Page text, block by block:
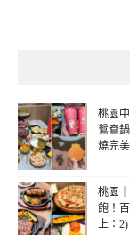
桃園
鴛鴦
燒完
桃園
飽！
上：2)